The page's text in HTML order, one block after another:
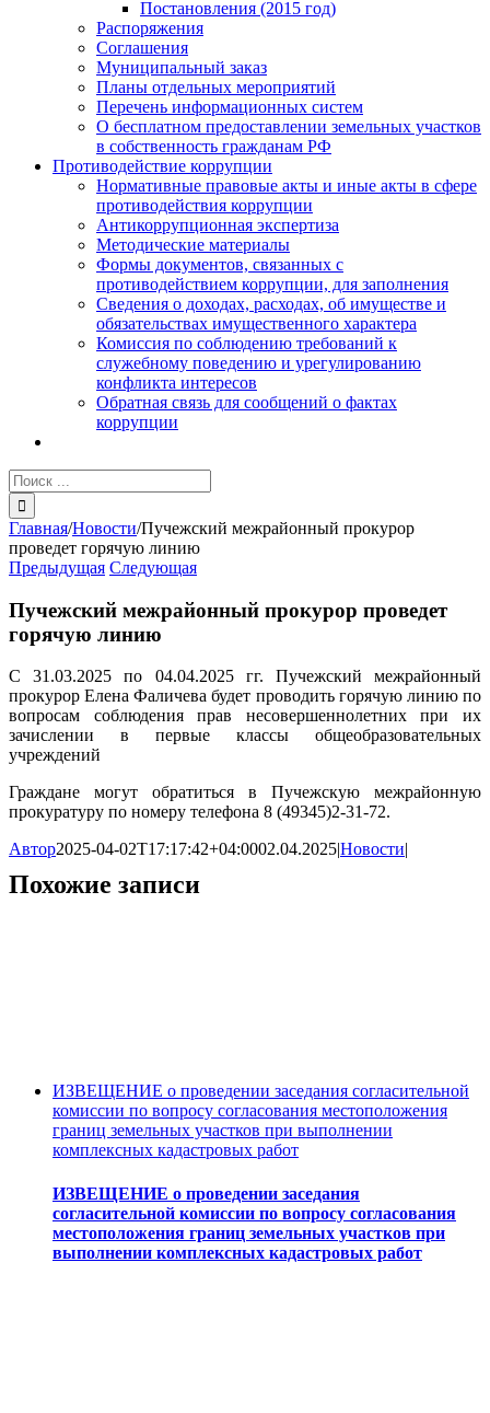
Постановления (2015 год)
Распоряжения
Соглашения
Муниципальный заказ
Планы отдельных мероприятий
Перечень информационных систем
О бесплатном предоставлении земельных участков
в собственность гражданам РФ
Противодействие коррупции
Нормативные правовые акты и иные акты в сфере
противодействия коррупции
Антикоррупционная экспертиза
Методические материалы
Формы документов, связанных с
противодействием коррупции, для заполнения
Сведения о доходах, расходах, об имуществе и
обязательствах имущественного характера
Комиссия по соблюдению требований к
служебному поведению и урегулированию
конфликта интересов
Обратная связь для сообщений о фактах
коррупции
Результат
поиска:
Главная/Новости/Пучежский межрайонный прокурор
проведет горячую линию
Предыдущая Следующая
Пучежский межрайонный прокурор проведет
горячую линию
С 31.03.2025 по 04.04.2025 гг. Пучежский межрайонный
прокурор Елена Фаличева будет проводить горячую линию по
вопросам соблюдения прав несовершеннолетних при их
зачислении в первые классы общеобразовательных
учреждений
Граждане могут обратиться в Пучежскую межрайонную
прокуратуру по номеру телефона 8 (49345)2-31-72.
Автор2025-04-02T17:17:42+04:0002.04.2025|Новости|
Похожие записи
ИЗВЕЩЕНИЕ о проведении заседания согласительной
комиссии по вопросу согласования местоположения
границ земельных участков при выполнении
комплексных кадастровых работ
ИЗВЕЩЕНИЕ о проведении заседания
согласительной комиссии по вопросу согласования
местоположения границ земельных участков при
выполнении комплексных кадастровых работ